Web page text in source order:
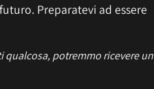
Preparatevi ad essere
qualcosa, potremmo ricevere un